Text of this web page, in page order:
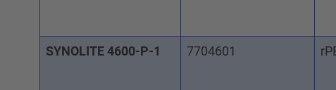
SYNOLITE 4600-P-1 7704601